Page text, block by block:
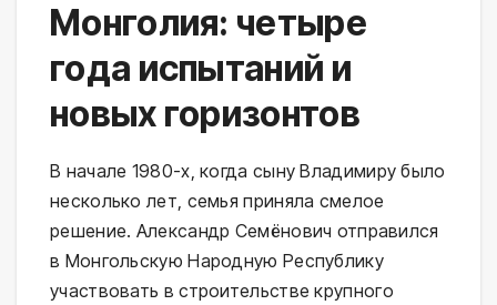
Монголия: четыре
года испытаний и
новых горизонтов
В начале 1980-х, когда сыну Владимиру было
несколько лет, семья приняла смелое
решение. Александр Семёнович отправился
в Монгольскую Народную Республику
участвовать в строительстве крупного